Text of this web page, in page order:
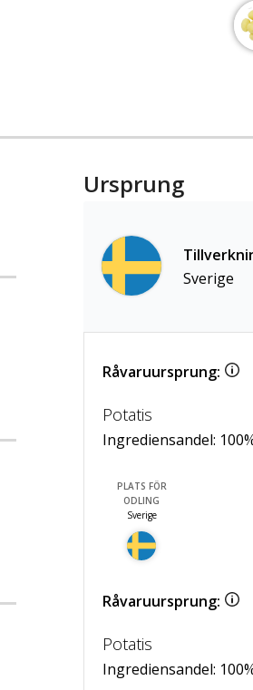
Ursprung
Sverige
Råvaruursprung:
Potatis
Ingrediensandel: 100
PLATS FÖR
ODLING
Sverige
Råvaruursprung:
Potatis
Ingrediensandel: 100